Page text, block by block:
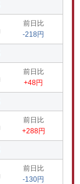
前日比
-218円
前日比
+48円
前日比
+288円
前日比
-130円